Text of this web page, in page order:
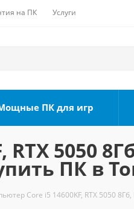
на ПК Услуги
ПК для игр
5050
ПК в
Core i5 14600KF, RTX 5050